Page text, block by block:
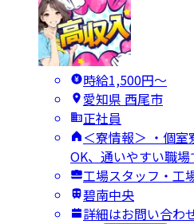
時給1,500円〜
愛知県 西尾市
正社員
＜寮情報＞ ・個
OK、通いやすい職
工場スタッフ・工
碧南中央
詳細はお問い合わ